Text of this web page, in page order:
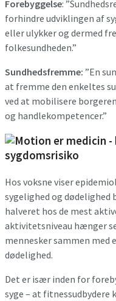
Forebyggelse:
forhindre udviklingen af
eller ulykker og dermed
folkesundheden.”
Sundhedsfremme: ”En
at fremme den enkeltes
ved at mobilisere
og handlekompetencer.”
sygdomsrisiko
Hos voksne viser
sygelighed og
halveret hos de mest
aktivitetsniveau hænger
mennesker sammen med
dødelighed.
Det er især inden for
syge – at fitnessudbydere